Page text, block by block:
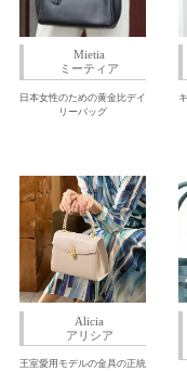
Mietia
ミーティア
日本女性のための黄金比デイ
リーバッグ
Alicia
アリシア
王室愛用モデルの金具の正統